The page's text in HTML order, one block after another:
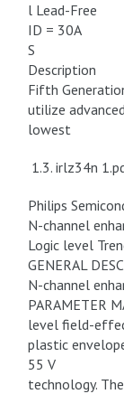
l Lead-Free
ID = 30A
S
Description
Fifth
utilize
lowest
1.3. irlz34n
Philips
N-channel
Logic level
GENERAL
N-channel
PARAMETER
level field-
plastic
55 V
technology.